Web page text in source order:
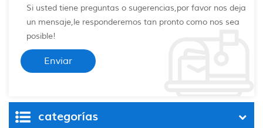
Si usted tiene preguntas o sugerencias,por favor nos deja
un mensaje,le responderemos tan pronto como nos sea
posible!
categorías